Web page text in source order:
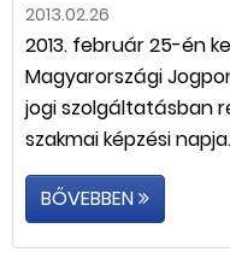
2013.02.26
2013. február 25-én
Magyarországi
jogi szolgáltatásban
szakmai képzési napja.
BŐVEBBEN